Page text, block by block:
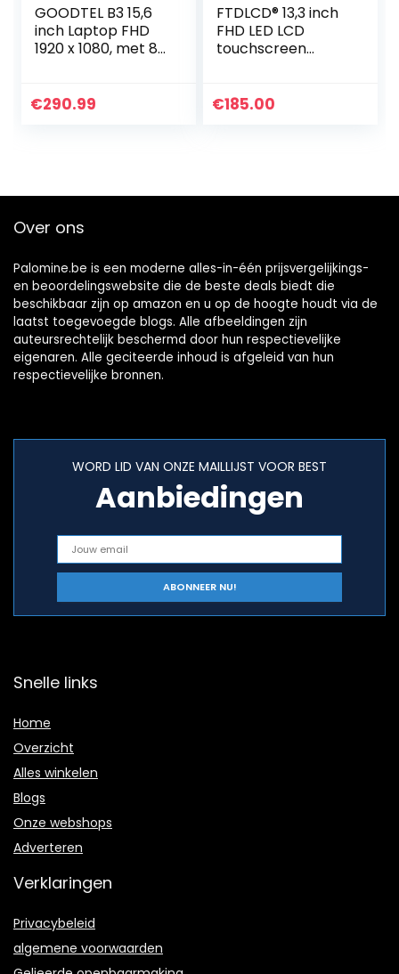
GOODTEL B3 15,6
inch Laptop FHD
1920 x 1080, met 8
Pro 64 bits,
€290.99
FTDLCD® 13,3 inch
FHD LED LCD
touchscreen
voor ASUS
€185.00
Over ons
Palomine.be is een moderne alles-in-één prijsvergelijkings-
en beoordelingswebsite die de beste deals biedt die
beschikbaar zijn op amazon en u op de hoogte houdt via de
laatst toegevoegde blogs. Alle afbeeldingen zijn
auteursrechtelijk beschermd door hun respectievelijke
eigenaren. Alle geciteerde inhoud is afgeleid van hun
respectievelijke bronnen.
WORD LID VAN ONZE MAILLIJST VOOR BEST
Aanbiedingen
Snelle links
Home
Overzicht
Alles winkelen
Blogs
Onze webshops
Adverteren
Verklaringen
Privacybeleid
algemene voorwaarden